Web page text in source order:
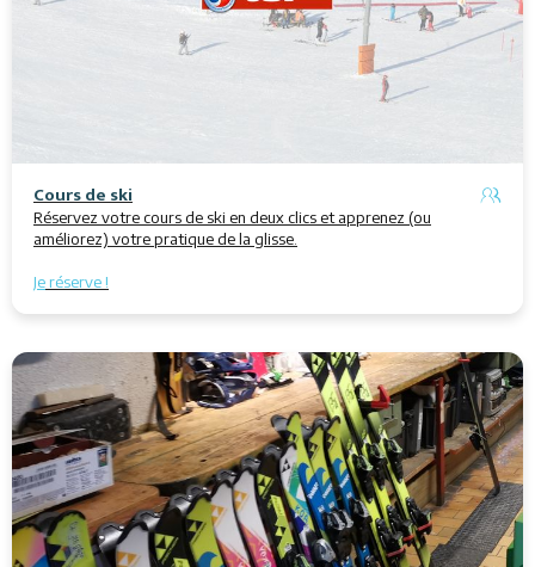
Cours de ski
Réservez votre cours de ski en deux clics et apprenez (ou
améliorez) votre pratique de la glisse.
Je réserve !